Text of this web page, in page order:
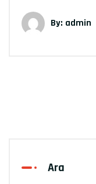
By: admin
Ara